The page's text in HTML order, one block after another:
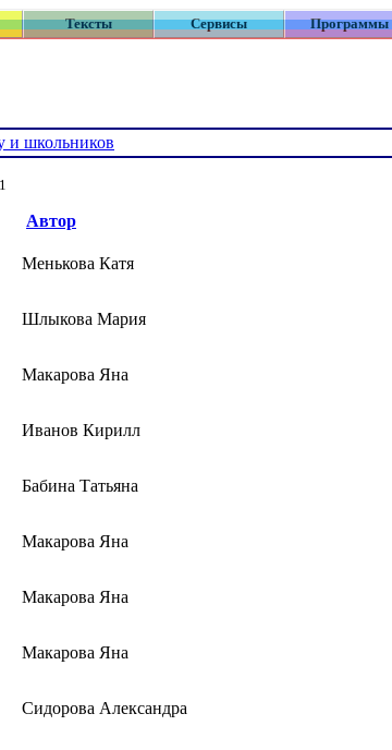
Тексты Сервисы Программы
и школьников
Автор
Менькова Катя
Шлыкова Мария
Макарова Яна
Иванов Кирилл
Бабина Татьяна
Макарова Яна
Макарова Яна
Макарова Яна
Сидорова Александра